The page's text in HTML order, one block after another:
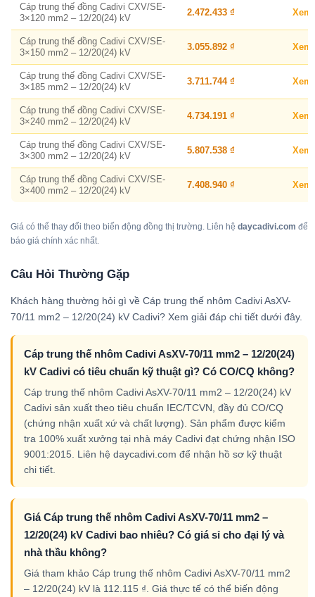
Cáp trung thế đồng Cadivi CXV/SE-
3×120 mm2 – 12/20(24) kV
2.472.433 ₫
Cáp trung thế đồng Cadivi CXV/SE-
3×150 mm2 – 12/20(24) kV
3.055.892 ₫
Cáp trung thế đồng Cadivi CXV/SE-
3×185 mm2 – 12/20(24) kV
3.711.744 ₫
Cáp trung thế đồng Cadivi CXV/SE-
3×240 mm2 – 12/20(24) kV
4.734.191 ₫
Cáp trung thế đồng Cadivi CXV/SE-
3×300 mm2 – 12/20(24) kV
5.807.538 ₫
Cáp trung thế đồng Cadivi CXV/SE-
3×400 mm2 – 12/20(24) kV
7.408.940 ₫
Giá có thể thay đổi theo biến động đồng thị trường. Liên hệ daycadivi.com để
báo giá chính xác nhất.
Câu Hỏi Thường Gặp
Khách hàng thường hỏi gì về Cáp trung thế nhôm Cadivi AsXV-
70/11 mm2 – 12/20(24) kV Cadivi? Xem giải đáp chi tiết dưới đây.
Cáp trung thế nhôm Cadivi AsXV-70/11 mm2 – 12/20(24)
kV Cadivi có tiêu chuẩn kỹ thuật gì? Có CO/CQ không?
Cáp trung thế nhôm Cadivi AsXV-70/11 mm2 – 12/20(24) kV
Cadivi sản xuất theo tiêu chuẩn IEC/TCVN, đầy đủ CO/CQ
(chứng nhận xuất xứ và chất lượng). Sản phẩm được kiểm
tra 100% xuất xưởng tại nhà máy Cadivi đạt chứng nhận ISO
9001:2015. Liên hệ daycadivi.com để nhận hồ sơ kỹ thuật
chi tiết.
Giá Cáp trung thế nhôm Cadivi AsXV-70/11 mm2 –
12/20(24) kV Cadivi bao nhiêu? Có giá sỉ cho đại lý và
nhà thầu không?
Giá tham khảo Cáp trung thế nhôm Cadivi AsXV-70/11 mm2
– 12/20(24) kV là 112.115 ₫. Giá thực tế có thể biến động